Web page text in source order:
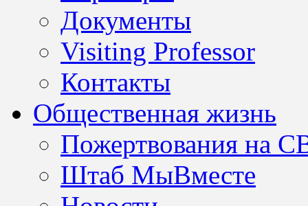
Документы
Visiting Professor
Контакты
Общественная жизнь
Пожертвования на
Штаб МыВместе